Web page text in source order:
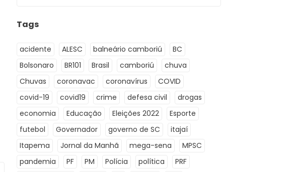
Tags
acidente ALESC balneário camboriú
BC
Bolsonaro
BR101 Brasil camboriú
chuva
Chuvas
coronavac coronavírus
COVID
covid-19
covid19 crime defesa civil
drogas
economia
Educação Eleições 2022
Esporte
futebol
Governador governo de SC
itajaí
Itapema
Jornal da Manhã mega-sena
MPSC
pandemia
PF PM Polícia política
PRF